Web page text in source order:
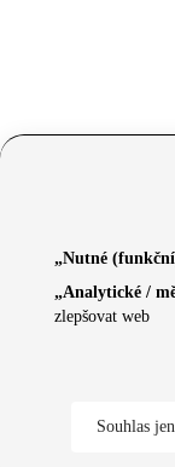
„Nutné
„Analytické /
zlepšovat web
Souhlas